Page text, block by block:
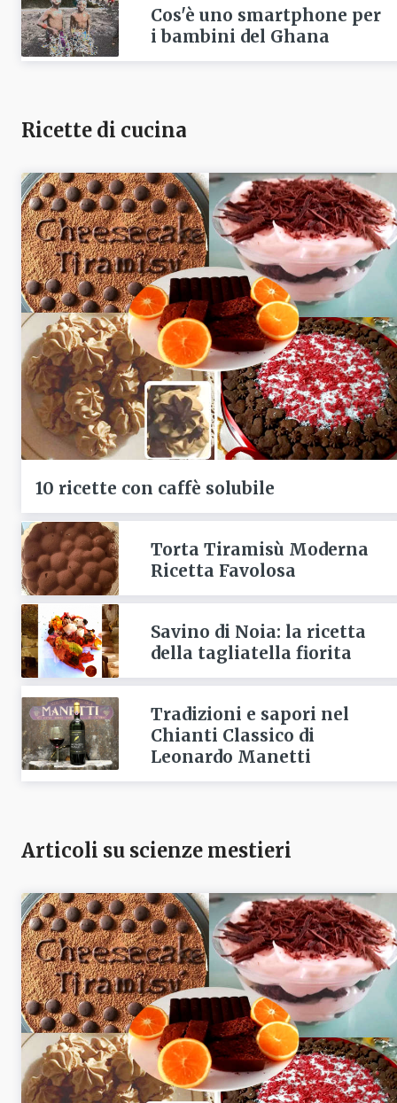
Cos'è uno smartphone per
i bambini del Ghana
Ricette di cucina
10 ricette con caffè solubile
Torta Tiramisù Moderna
Ricetta Favolosa
Savino di Noia: la ricetta
della tagliatella fiorita
Tradizioni e sapori nel
Chianti Classico di
Leonardo Manetti
Articoli su scienze mestieri